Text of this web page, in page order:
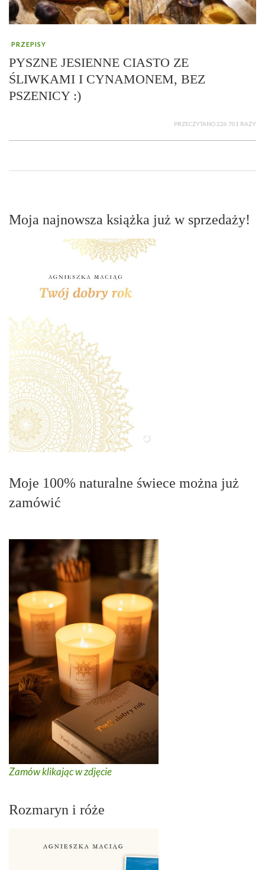
PRZEPISY
PYSZNE JESIENNE CIASTO ZE
ŚLIWKAMI I CYNAMONEM, BEZ
PSZENICY :)
PRZECZYTANO 226 701 RAZY
Moja najnowsza książka już w sprzedaży!
Moje 100% naturalne świece można już
zamówić
Zamów klikając w zdjęcie
Rozmaryn i róże